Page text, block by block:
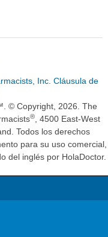
Inc. Cláusula de
© Copyright, 2026. The
®, 4500 East-West
Todos los derechos
para su uso comercial,
del inglés por HolaDoctor.